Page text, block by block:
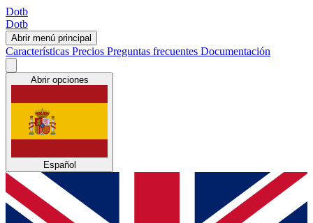
Dotb
Dotb
Abrir menú principal
Características Precios Preguntas frecuentes Documentación
Abrir opciones
Español